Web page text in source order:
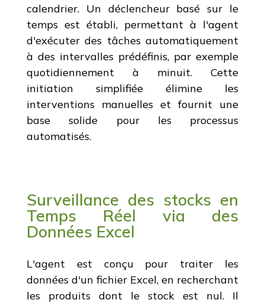
calendrier. Un déclencheur basé sur le
temps est établi, permettant à l'agent
d'exécuter des tâches automatiquement
à des intervalles prédéfinis, par exemple
quotidiennement à minuit. Cette
initiation simplifiée élimine les
interventions manuelles et fournit une
base solide pour les processus
automatisés.
Surveillance des stocks en
Temps Réel via des
Données Excel
L'agent est conçu pour traiter les
données d'un fichier Excel, en recherchant
les produits dont le stock est nul. Il